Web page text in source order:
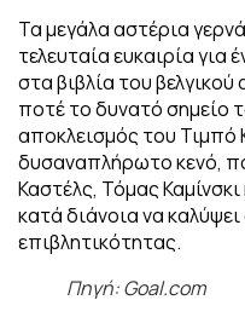
Τα μεγάλα αστέρια
τελευταία ευκαιρία
στα βιβλία του
ποτέ το δυνατό σημείο
αποκλεισμός του Τιμπό
δυσαναπλήρωτο κενό,
Καστέλς, Τόμας
κατά διάνοια να
επιβλητικότητας.
Πηγή: Goal.com